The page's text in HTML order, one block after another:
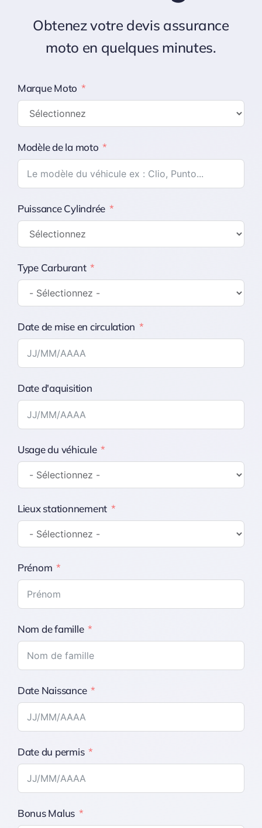
Carrière
Obtenez votre devis assurance
moto en quelques minutes.
Marque Moto
Modèle de la moto
Puissance Cylindrée
Type Carburant
Date de mise en circulation
Date d'aquisition
Usage du véhicule
Lieux stationnement
Prénom
Nom de famille
Date Naissance
Date du permis
Bonus Malus